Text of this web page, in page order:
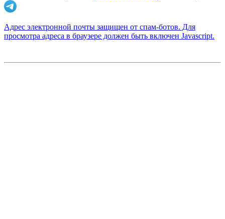
Адрес электронной почты защищен от спам-ботов. Для
просмотра адреса в браузере должен быть включен Javascript.